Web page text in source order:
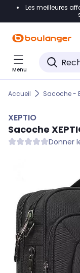
Accéder
Accéder
Accéder
Les meilleures
Menu
Accueil Sacoche -
XEPTIO
Sacoche
Donner